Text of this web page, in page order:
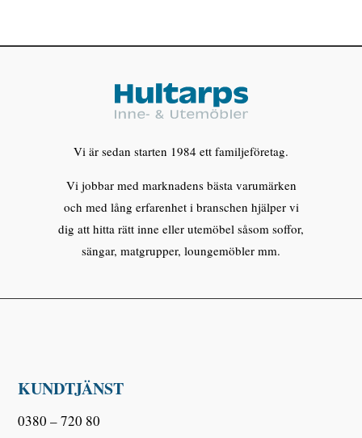
Vi är sedan starten 1984 ett familjeföretag.
Vi jobbar med marknadens bästa varumärken
och med lång erfarenhet i branschen hjälper vi
dig att hitta rätt inne eller utemöbel såsom soffor,
sängar, matgrupper, loungemöbler mm.
KUNDTJÄNST
0380 – 720 80